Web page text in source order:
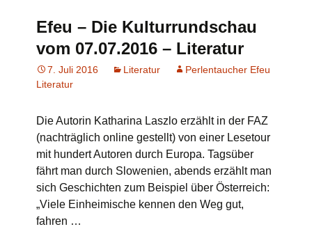
Efeu – Die Kulturrundschau
vom 07.07.2016 – Literatur
7. Juli 2016 Literatur
Perlentaucher Efeu
Literatur
Die Autorin Katharina Laszlo erzählt in der FAZ
(nachträglich online gestellt) von einer Lesetour
mit hundert Autoren durch Europa. Tagsüber
fährt man durch Slowenien, abends erzählt man
sich Geschichten zum Beispiel über Österreich:
„Viele Einheimische kennen den Weg gut,
fahren …